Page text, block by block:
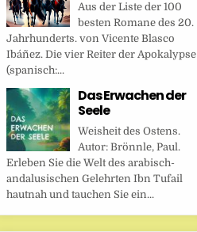
Aus der Liste der 100
besten Romane des 20.
Jahrhunderts. von Vicente Blasco
Ibáñez. Die vier Reiter der Apokalypse
(spanisch:...
Das Erwachen der
Seele
Weisheit des Ostens.
Autor: Brönnle, Paul.
Erleben Sie die Welt des arabisch-
andalusischen Gelehrten Ibn Tufail
hautnah und tauchen Sie ein...